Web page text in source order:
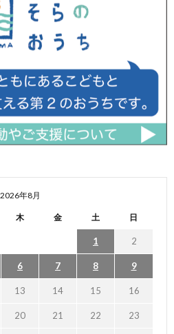
2026年8月
木 金 土 日
1 2
6 7 8 9
13 14 15 16
20 21 22 23